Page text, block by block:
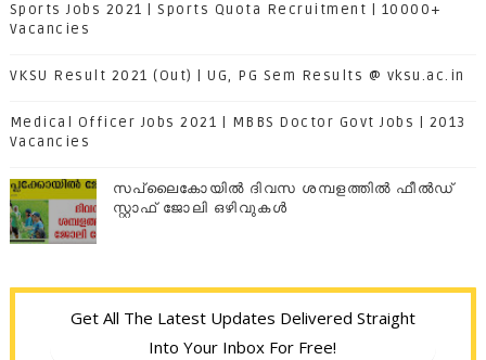
Sports Jobs 2021 | Sports Quota Recruitment | 10000+
Vacancies
VKSU Result 2021 (Out) | UG, PG Sem Results @ vksu.ac.in
Medical Officer Jobs 2021 | MBBS Doctor Govt Jobs | 2013
Vacancies
സപ്ലൈകോയില്‍ ദിവസ ശമ്പളത്തിൽ ഫീല്‍ഡ്
സ്റ്റാഫ് ജോലി ഒഴിവുകൾ
Get All The Latest Updates Delivered Straight
Into Your Inbox For Free!